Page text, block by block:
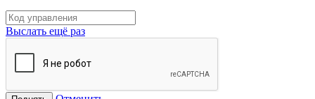
Выслать ещё раз